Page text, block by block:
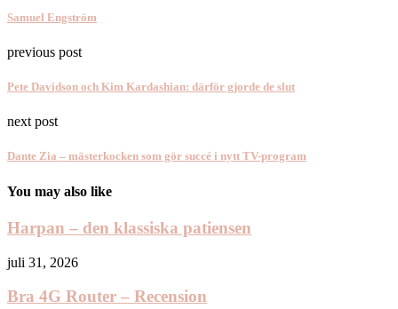
Samuel Engström
previous post
Pete Davidson och Kim Kardashian: därför gjorde de slut
next post
Dante Zia – mästerkocken som gör succé i nytt TV-program
You may also like
Harpan – den klassiska patiensen
juli 31, 2026
Bra 4G Router – Recension